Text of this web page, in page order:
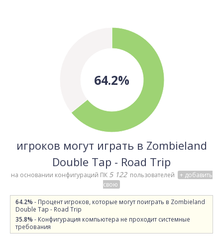
64.2%
игроков могут играть в Zombieland
Double Tap - Road Trip
на основании конфигураций ПК 5 122 пользователей
+ добавить
свою
64.2% - Процент игроков, которые могут поиграть в Zombieland
Double Tap - Road Trip
35.8% - Конфигурация компьютера не проходит системные
требования